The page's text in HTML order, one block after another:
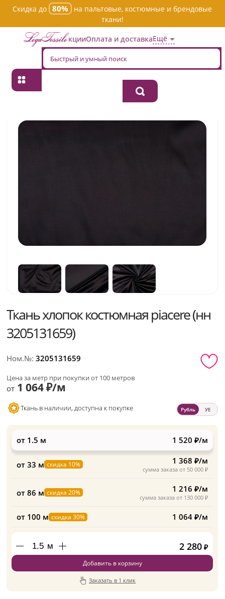
Скидка до 80%
на пальтовые, костюмные и брендовые
ткани!
АкцииОплата и доставкаЕщё
Главная
Ткань хлопок костюмная
Ткань хлопок костюмная piacere (нн
3205131659)
Ном.№:3205131659
Цена за метр при покупки от 100 метров
от 1 064 ₽/м
Ткань в наличии, доступна к покупке Рубль УЕ
от 1.5 м 1 520 ₽/м
от 33 м скидка 10%
сумма заказа от 50 000 ₽
1 368 ₽/м
от 86 м скидка 20%
сумма заказа от 130 000 ₽
1 216 ₽/м
от 100 м скидка 30% 1 064 ₽/м
м 2 280 ₽
Добавить в корзину
Заказать в 1 клик